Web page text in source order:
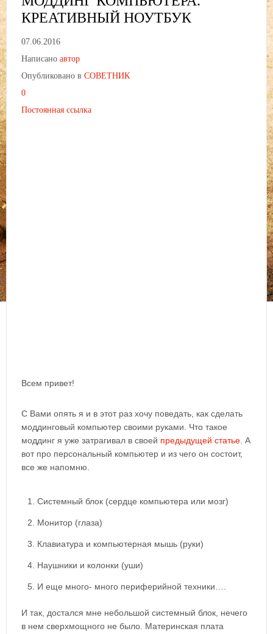
КРЕАТИВНЫЙ НОУТБУК
07.06.2016
Написано автор
Опубликовано в СОВЕТНИК
0
Постоянная ссылка
Всем привет!
С Вами опять я и в этот раз хочу поведать, как сделать
моддинговый компьютер своими руками. Что такое
моддинг я уже затрагивал в своей предыдущей статье . А
вот про персональный компьютер и из чего он состоит,
все же напомню.
Системный блок (сердце компьютера или мозг)
Монитор (глаза)
Клавиатура и компьютерная мышь (руки)
Наушники и колонки (уши)
И еще много- много периферийной техники….
И так, достался мне небольшой системный блок, нечего
в нем сверхмощного не было. Материнская плата